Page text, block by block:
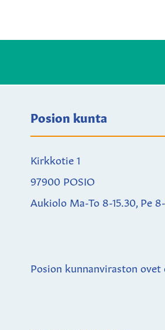
Posion kunta
Kirkkotie 1
97900 POSIO
Aukiolo Ma-To 8-15.30, Pe
Posion kunnanviraston